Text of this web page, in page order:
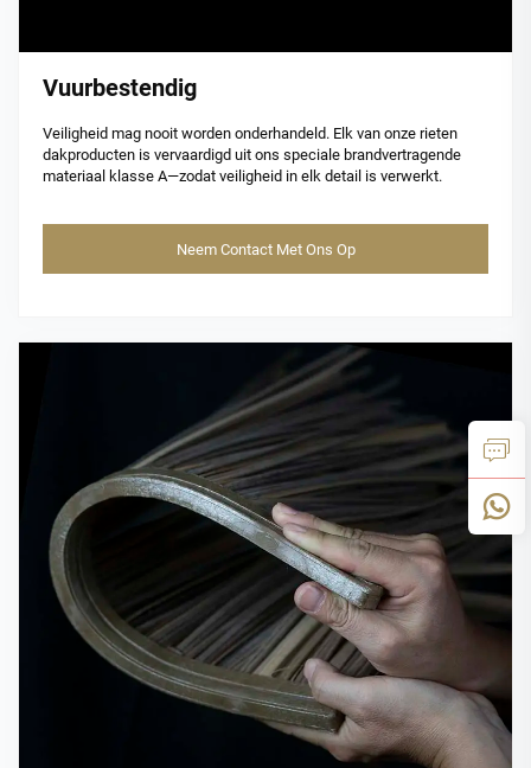
Vuurbestendig
Veiligheid mag nooit worden onderhandeld. Elk van onze rieten
dakproducten is vervaardigd uit ons speciale brandvertragende
materiaal klasse A—zodat veiligheid in elk detail is verwerkt.
Neem Contact Met Ons Op